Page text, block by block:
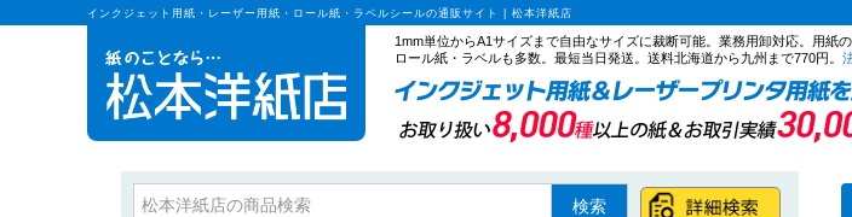
インクジェット用紙・レーザー用紙・ロール紙・ラベルシールの通販サイト | 松本洋紙店
1mm単位からA1サイズまで自由なサイズに裁断可能。業務用卸対応。用紙の
ロール紙・ラベルも多数。最短当日発送。送料北海道から九州まで770円。
検索